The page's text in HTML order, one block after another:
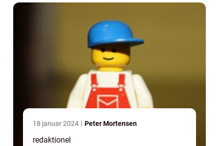
18 januar 2024 Peter Mortensen
redaktionel